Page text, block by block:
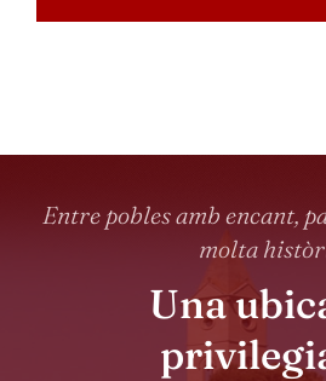
Entre pobles amb encant,
molta
Una